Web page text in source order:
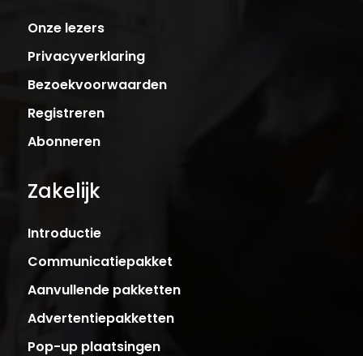
Onze lezers
Privacyverklaring
Bezoekvoorwaarden
Registreren
Abonneren
Zakelijk
Introductie
Communicatiepakket
Aanvullende pakketten
Advertentiepakketten
Pop-up plaatsingen